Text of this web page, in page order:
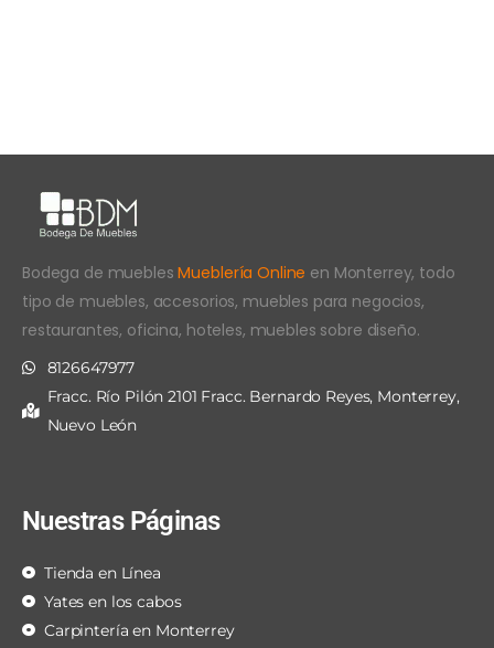
Bodega de mueblesMueblería Online en Monterrey, todo
tipo de muebles, accesorios, muebles para negocios,
restaurantes, oficina, hoteles, muebles sobre diseño.
8126647977
Fracc. Río Pilón 2101 Fracc. Bernardo Reyes, Monterrey,
Nuevo León
Nuestras Páginas
Tienda en Línea
Yates en los cabos
Carpintería en Monterrey